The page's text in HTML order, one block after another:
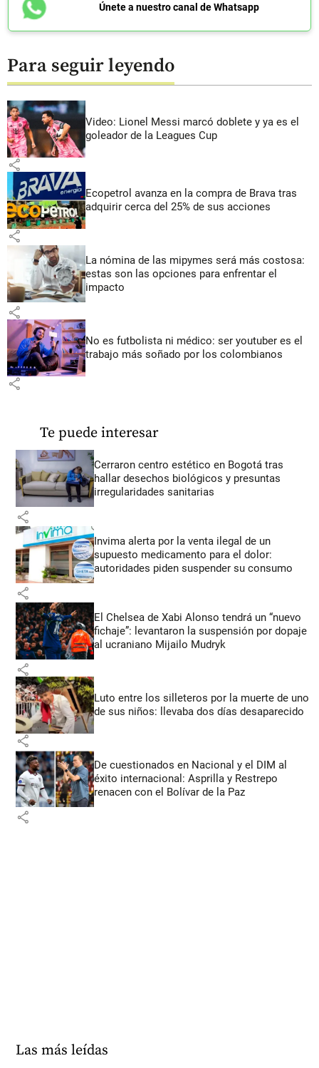
Únete a nuestro canal de Whatsapp
Para seguir leyendo
Video: Lionel Messi marcó doblete y ya es el
goleador de la Leagues Cup
share
Ecopetrol avanza en la compra de Brava tras
adquirir cerca del 25% de sus acciones
share
La nómina de las mipymes será más costosa:
estas son las opciones para enfrentar el
impacto
share
No es futbolista ni médico: ser youtuber es el
trabajo más soñado por los colombianos
share
Te puede interesar
Cerraron centro estético en Bogotá tras
hallar desechos biológicos y presuntas
irregularidades sanitarias
share
Invima alerta por la venta ilegal de un
supuesto medicamento para el dolor:
autoridades piden suspender su consumo
share
El Chelsea de Xabi Alonso tendrá un “nuevo
fichaje”: levantaron la suspensión por dopaje
al ucraniano Mijailo Mudryk
share
Luto entre los silleteros por la muerte de uno
de sus niños: llevaba dos días desaparecido
share
De cuestionados en Nacional y el DIM al
éxito internacional: Asprilla y Restrepo
renacen con el Bolívar de la Paz
share
Las más leídas